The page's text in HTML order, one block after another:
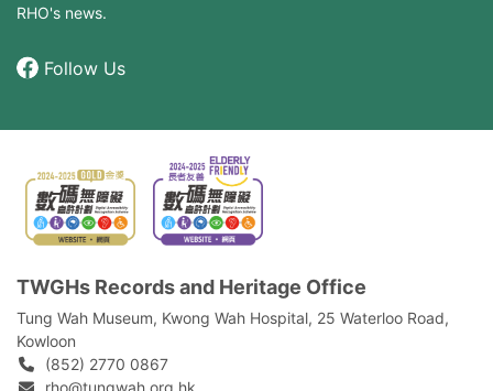
RHO's news.
Follow Us
TWGHs Records and Heritage Office
Tung Wah Museum, Kwong Wah Hospital, 25‍ ‍Waterloo Road,
Kowloon
(852) 2770 0867